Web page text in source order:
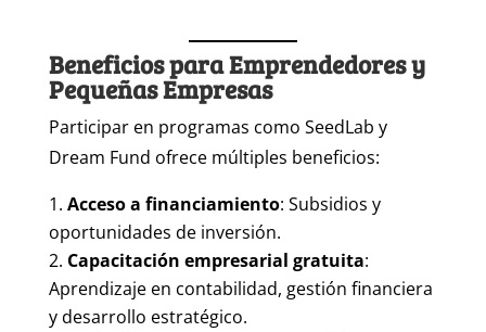
Beneficios para Emprendedores y
Pequeñas Empresas
Participar en programas como SeedLab y
Dream Fund ofrece múltiples beneficios:
Acceso a financiamiento: Subsidios y
oportunidades de inversión.
Capacitación empresarial gratuita:
Aprendizaje en contabilidad, gestión financiera
y desarrollo estratégico.